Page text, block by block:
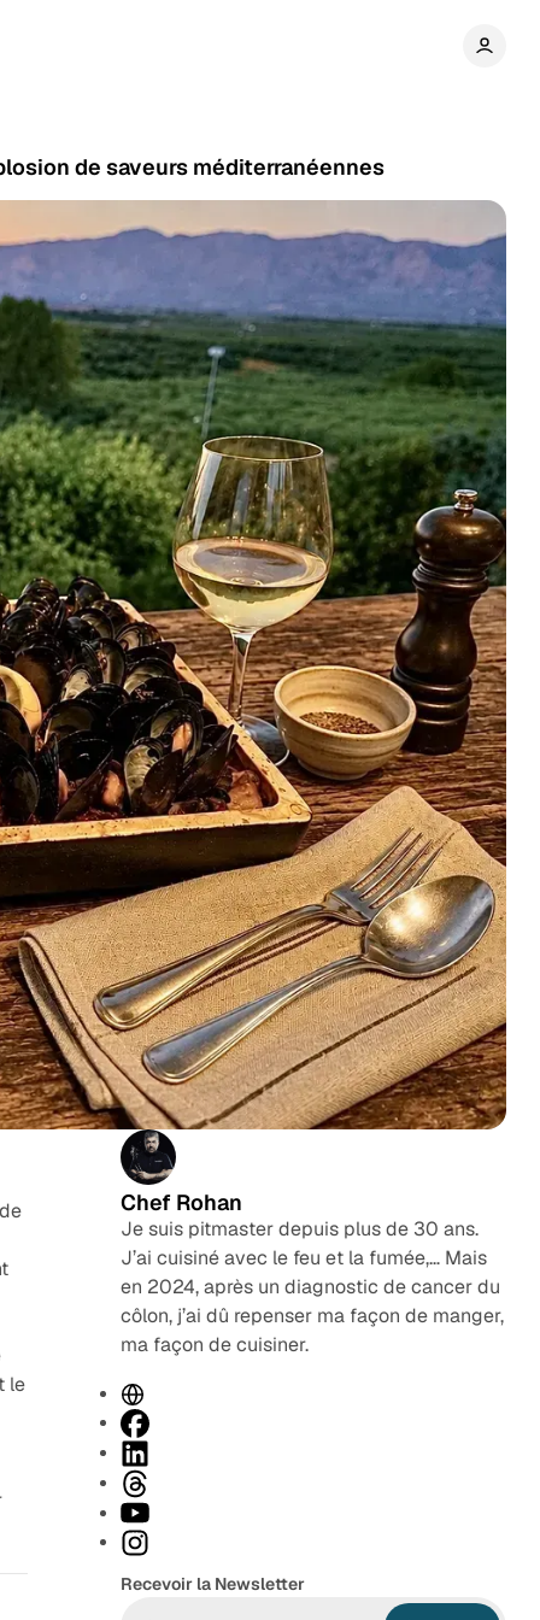
de saveurs méditerranéennes
le
Chef Rohan
Je suis pitmaster depuis plus de 30 ans.
J’ai cuisiné avec le feu et la fumée,… Mais
en 2024, après un diagnostic de cancer du
côlon, j’ai dû repenser ma façon de manger,
ma façon de cuisiner.
S
i
t
e
w
e
F
a
e
b
o
L
n
k
d
h
r
a
Y
o
T
I
s
Recevoir la Newsletter